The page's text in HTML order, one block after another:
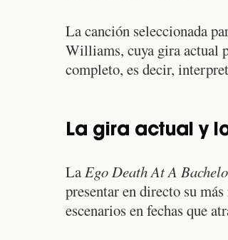
La canción seleccionada
Williams, cuya gira actual
completo, es decir,
La gira actual y
LaEgo Death At A
presentar en directo su
escenarios en fechas que